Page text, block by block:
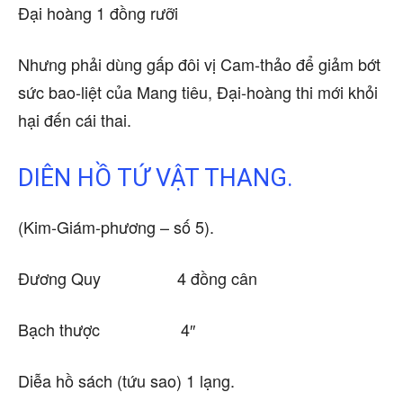
Đại hoàng 1 đồng rưỡi
Nhưng phải dùng gấp đôi vị Cam-thảo để giảm bớt
sức bao-liệt của Mang tiêu, Đại-hoàng thi mới khỏi
hại đến cái thai.
DIÊN HỒ TỨ VẬT THANG.
(Kim-Giám-phương – số 5).
Đương Quy 4 đồng cân
Bạch thược 4″
Diễa hồ sách (tứu sao) 1 lạng.